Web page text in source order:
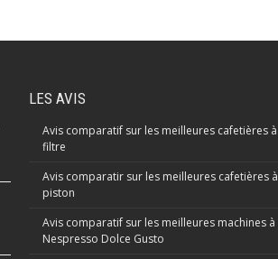
LES AVIS
Avis comparatif sur les meilleures cafetières à
filtre
Avis comparatir sur les meilleures cafetières à
piston
Avis comparatif sur les meilleures machines à
Nespresso Dolce Gusto